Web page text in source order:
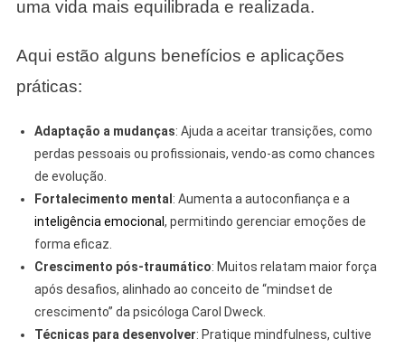
uma vida mais equilibrada e realizada.
Aqui estão alguns benefícios e aplicações
práticas:
Adaptação a mudanças: Ajuda a aceitar transições, como
perdas pessoais ou profissionais, vendo-as como chances
de evolução.
Fortalecimento mental: Aumenta a autoconfiança e a
inteligência emocional, permitindo gerenciar emoções de
forma eficaz.
Crescimento pós-traumático: Muitos relatam maior força
após desafios, alinhado ao conceito de “mindset de
crescimento” da psicóloga Carol Dweck.
Técnicas para desenvolver: Pratique mindfulness, cultive